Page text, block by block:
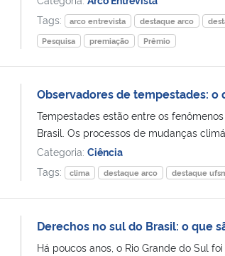
Tags:
arco entrevista destaque arco
Pesquisa
premiação Prêmio
Observadores de tempestades: o
Tempestades estão entre os
Brasil. Os processos de mudanças
Categoria: Ciência
Tags:
clima destaque arco destaque
Derechos no sul do Brasil: o que
Há poucos anos, o Rio Grande do Sul